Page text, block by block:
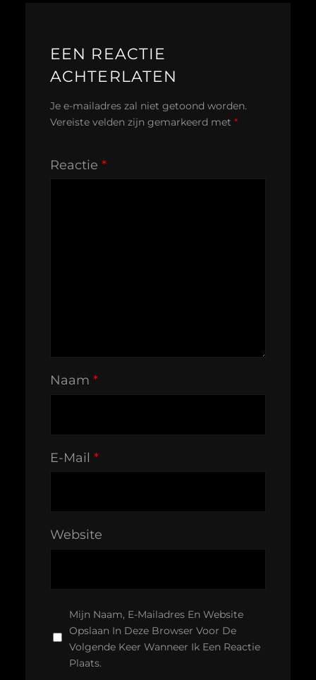
EEN REACTIE
ACHTERLATEN
Je e-mailadres zal niet getoond worden.
Vereiste velden zijn gemarkeerd met *
Reactie *
Naam *
E-Mail *
Website
Mijn Naam, E-Mailadres En Website
Opslaan In Deze Browser Voor De
Volgende Keer Wanneer Ik Een Reactie
Plaats.